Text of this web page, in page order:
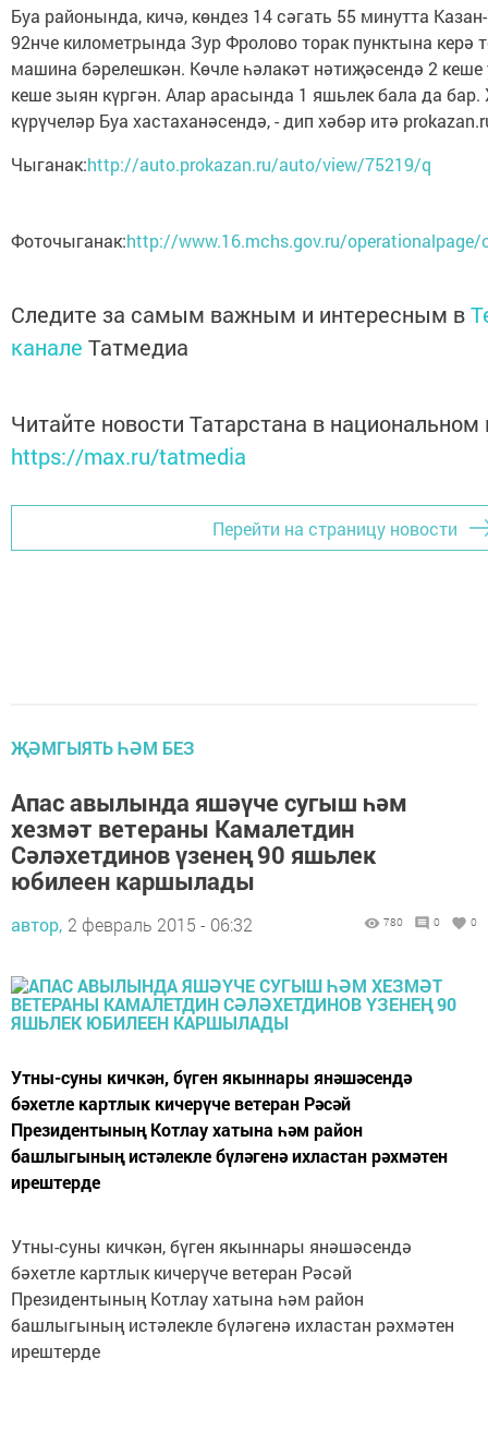
Буа районында, кичә, көндез 14 сәгать 55 минутта
92нче километрында Зур Фролово торак пунктына керә
машина бәрелешкән. Көчле һәлакәт нәтиҗәсендә 2
кеше зыян күргән. Алар арасында 1 яшьлек бала да бар.
күрүчеләр Буа хастаханәсендә, - дип хәбәр итә
Чыганак:http://auto.prokazan.ru/auto/view/75219/q
Фоточыганак:http://www.16.mchs.gov.ru/
Следите за самым важным и интересным в
канале Татмедиа
Читайте новости Татарстана в
https://max.ru/tatmedia
Перейти на страницу новости
ҖӘМГЫЯТЬ ҺӘМ БЕЗ
Апас авылында яшәүче сугыш һәм
хезмәт ветераны Камалетдин
Сәләхетдинов үзенең 90 яшьлек
юбилеен каршылады
автор, 2 февраль 2015 - 06:32 780 0 0
Утны-суны кичкән, бүген якыннары янәшәсендә
бәхетле картлык кичерүче ветеран Рәсәй
Президентының Котлау хатына һәм район
башлыгының истәлекле бүләгенә ихластан рәхмәтен
ирештерде
Утны-суны кичкән, бүген якыннары янәшәсендә
бәхетле картлык кичерүче ветеран Рәсәй
Президентының Котлау хатына һәм район
башлыгының истәлекле бүләгенә ихластан рәхмәтен
ирештерде